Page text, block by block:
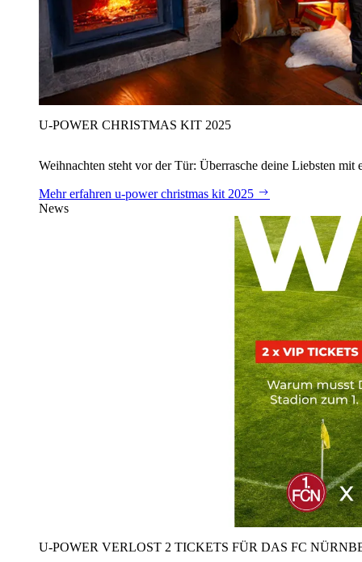
U‑POWER CHRISTMAS KIT 2025
Weihnachten steht vor der Tür: Überrasche deine Liebsten
Mehr erfahren u‑power christmas kit 2025
News
U‑POWER VERLOST 2 TICKETS FÜR DAS FC